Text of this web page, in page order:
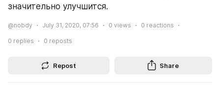
значительно улучшится.
@nobdy July 31, 2020, 07:56 0 views 0 reactions
0 replies 0 reposts
Repost Share